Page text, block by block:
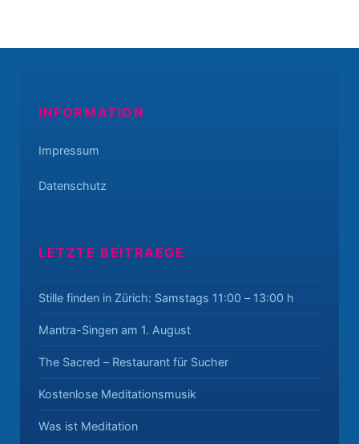
INFORMATION
Impressum
Datenschutz
LETZTE BEITRAEGE
Stille finden in Zürich: Samstags 11:00 – 13:00 h
Mantra-Singen am 1. August
The Sacred – Restaurant für Sucher
Kostenlose Meditationsmusik
Was ist Meditation